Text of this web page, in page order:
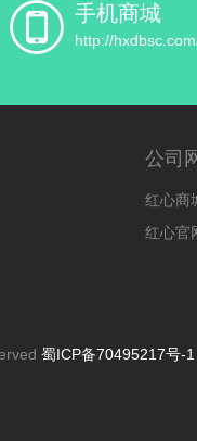
手机商城
http://
公司
红心商
红心官
蜀ICP备70495217号-1